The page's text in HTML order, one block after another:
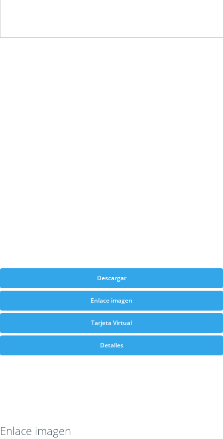
Descargar
Enlace imagen
Tarjeta Virtual
Detalles
Enlace imagen